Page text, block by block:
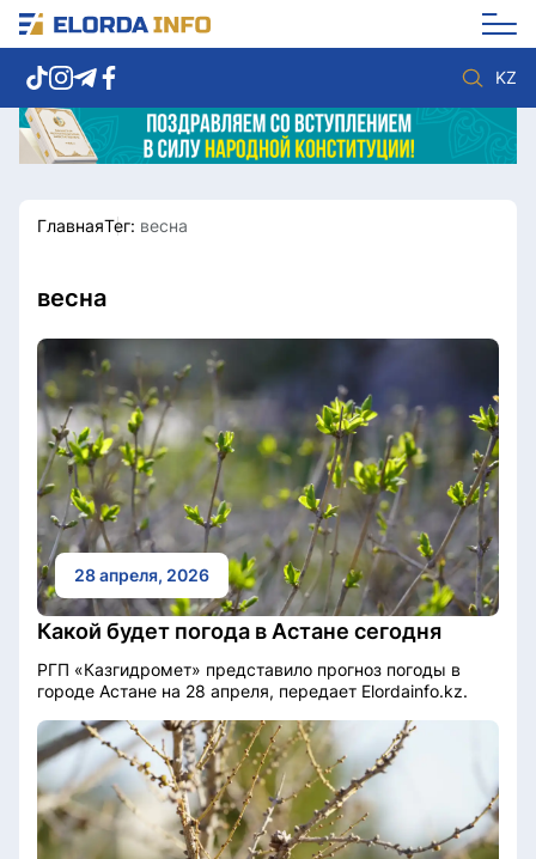
KZ
Новости столицы
Спорт
Видео
Мир
Послание
Этический кодекс
Служу стране
ГлавнаяТег: весна
весна
28 апреля, 2026
Какой будет погода в Астане сегодня
РГП «Казгидромет» представило прогноз погоды в
городе Астане на 28 апреля, передает Elordainfo.kz.